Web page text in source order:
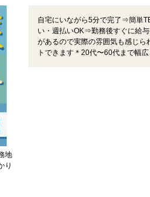
地
り
自宅にいながら5分で完了⇒簡単
い・週払いOK⇒勤務後すぐに給
があるので実際の雰囲気も感じ
トできます＊20代〜60代まで幅